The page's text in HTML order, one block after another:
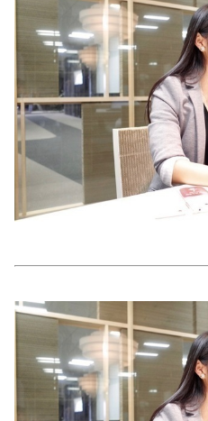
ココロ/カラダ
グルメ
トラベル
カルチャー/エンタメ
ゲーム